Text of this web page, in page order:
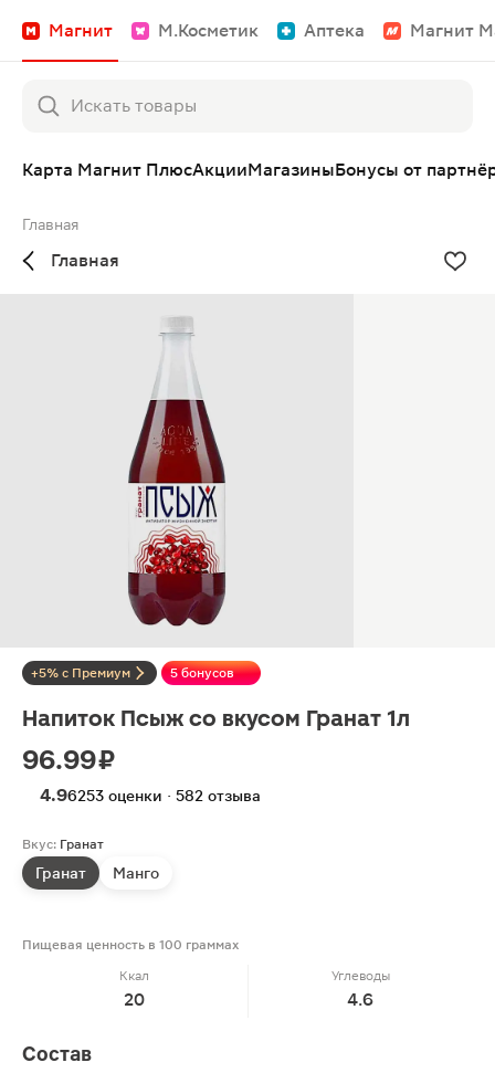
Магнит М.Косметик Аптека Магнит
Карта Магнит ПлюсАкцииМагазиныБонусы от
Главная
Главная
+5% с Премиум 5 бонусов
Напиток Псыж со вкусом Гранат 1л
96.99 ₽
4.96253 оценки · 582 отзыва
Вкус: Гранат
Гранат Манго
Пищевая ценность в 100 граммах
Ккал
20
Углеводы
4.6
Состав